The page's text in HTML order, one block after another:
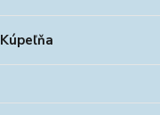
Kúpeľňa